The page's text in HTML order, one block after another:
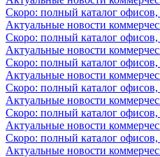
Скоро: полный каталог
Актуальные новости
Скоро: полный каталог
Актуальные новости
Скоро: полный каталог
Актуальные новости
Скоро: полный каталог
Актуальные новости
Скоро: полный каталог
Актуальные новости
Скоро: полный каталог
Актуальные новости